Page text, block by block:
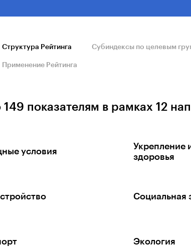
Структура Рейтинга Субиндексы по целевым
Применение Рейтинга
показателям в рамках 12
условия
Укрепление
здоровья
Социальная
Экология